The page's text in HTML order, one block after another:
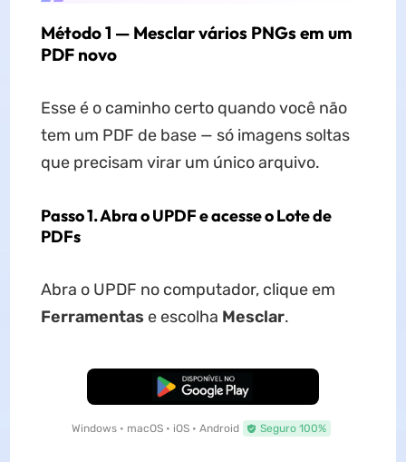
Método 1 — Mesclar vários PNGs em um
PDF novo
Esse é o caminho certo quando você não
tem um PDF de base — só imagens soltas
que precisam virar um único arquivo.
Passo 1. Abra o UPDF e acesse o Lote de
PDFs
Abra o UPDF no computador, clique em
Ferramentas e escolha Mesclar.
Baixar Grátis
Windows • macOS • iOS • Android Seguro 100%